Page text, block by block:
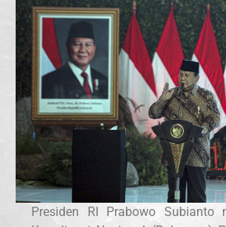
Presiden RI Prabowo Subianto